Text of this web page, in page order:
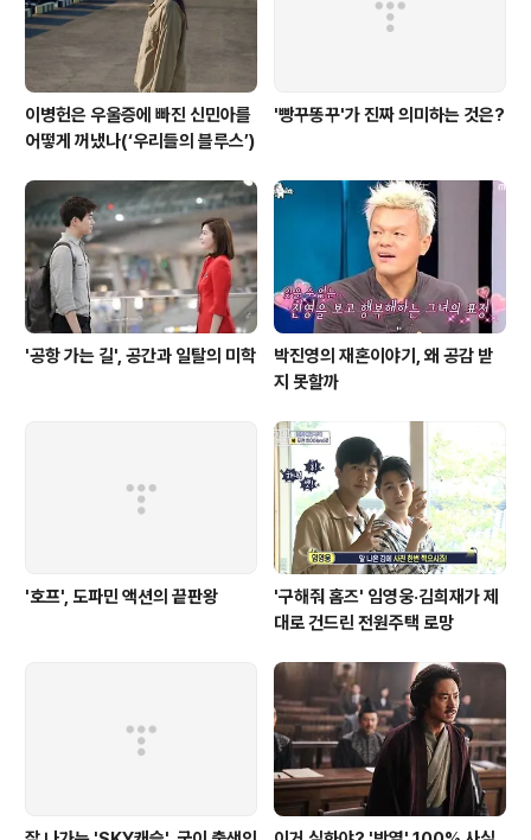
이 될 수 있다. 그..
이병헌은 우울증에 빠진 신민아를
어떻게 꺼냈나(‘우리들의 블루스’)
'빵꾸똥꾸'가 진짜 의미하는 것은?
'공항 가는 길', 공간과 일탈의 미학
박진영의 재혼이야기, 왜 공감 받
지 못할까
'호프', 도파민 액션의 끝판왕
'구해줘 홈즈' 임영웅·김희재가 제
대로 건드린 전원주택 로망